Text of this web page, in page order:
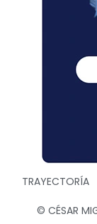
TRAYECTORÍA
© CÉSAR